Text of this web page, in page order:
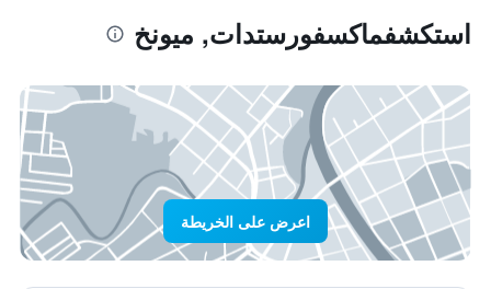
استكشفماكسفورستدات, ميونخ
اعرض على الخريطة